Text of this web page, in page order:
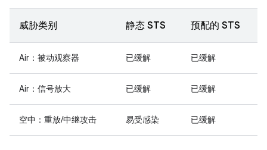
威胁类别 静态 STS 预配的 STS
Air：被动观察器 已缓解 已缓解
Air：信号放大 已缓解 已缓解
空中：重放/中继攻击 易受感染 已缓解